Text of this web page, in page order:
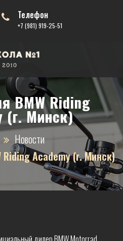
Телефон
+7 (981) 919-25-51
BMW Riding
(г. Минск)
Новости
Riding Academy (г. Минск)